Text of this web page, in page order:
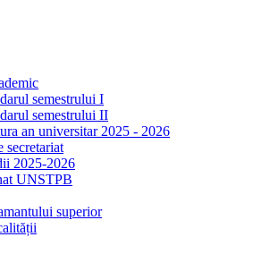
semestrului I
semestrului II
an universitar 2025 - 2026
secretariat
2025-2026
UNSTPB
superior